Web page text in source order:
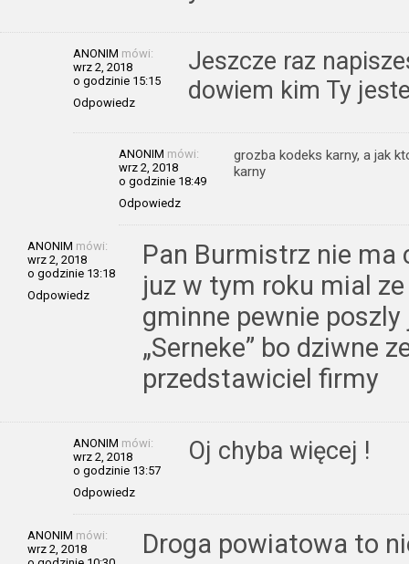
ANONIM mówi:
wrz 2, 2018
o godzinie 15:15
Odpowiedz
Jeszcze raz
dowiem kim Ty
ANONIM mówi:
wrz 2, 2018
o godzinie 18:49
Odpowiedz
grozba kodeks karny, a jak
karny
ANONIM mówi:
wrz 2, 2018
o godzinie 13:18
Odpowiedz
Pan Burmistrz nie ma
juz w tym roku mial
gminne pewnie
„Serneke” bo dziwne
przedstawiciel firmy
ANONIM mówi:
wrz 2, 2018
o godzinie 13:57
Odpowiedz
Oj chyba więcej !
ANONIM mówi:
wrz 2, 2018
Droga powiatowa to